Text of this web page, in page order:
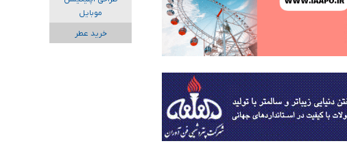
موبایل
خرید عطر